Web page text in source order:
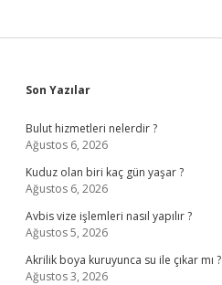
Sidebar
Son Yazılar
Bulut hizmetleri nelerdir ?
Ağustos 6, 2026
Kuduz olan biri kaç gün yaşar ?
Ağustos 6, 2026
Avbis vize işlemleri nasıl yapılır ?
Ağustos 5, 2026
Akrilik boya kuruyunca su ile çıkar mı ?
Ağustos 3, 2026